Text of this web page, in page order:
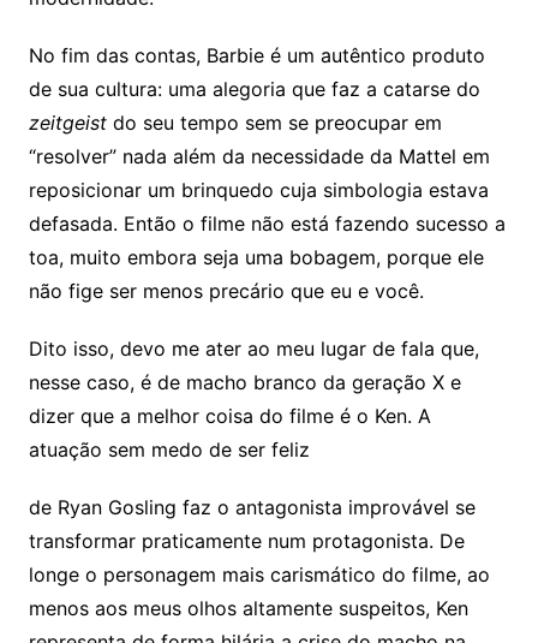
No fim das contas, Barbie é um autêntico produto
de sua cultura: uma alegoria que faz a catarse do
zeitgeist do seu tempo sem se preocupar em
“resolver” nada além da necessidade da Mattel em
reposicionar um brinquedo cuja simbologia estava
defasada. Então o filme não está fazendo sucesso a
toa, muito embora seja uma bobagem, porque ele
não fige ser menos precário que eu e você.
Dito isso, devo me ater ao meu lugar de fala que,
nesse caso, é de macho branco da geração X e
dizer que a melhor coisa do filme é o Ken. A
atuação sem medo de ser feliz
de Ryan Gosling faz o antagonista improvável se
transformar praticamente num protagonista. De
longe o personagem mais carismático do filme, ao
menos aos meus olhos altamente suspeitos, Ken